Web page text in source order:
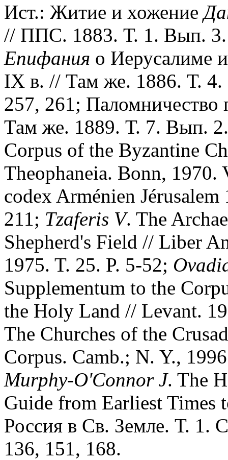
Ист.: Житие и хожение
// ППС. 1883. Т. 1. Вып.
Епифания о Иерусалиме
IX в. // Там же. 1886. Т.
257, 261;
Там же. 1889. Т. 7. Вып.
Corpus of the Byzantine
Theophaneia. Bonn, 1970.
codex Arménien
211; Tzaferis V. The
Shepherd's Field // Liber
1975. T. 25. P. 5-52;
Supplementum to the
the Holy Land // Levant.
The Churches of the
Corpus. Camb.; N. Y.,
Murphy-O'Connor J. The
Guide from Earliest Times
Россия в Св. Земле. Т. 1.
136, 151, 168.